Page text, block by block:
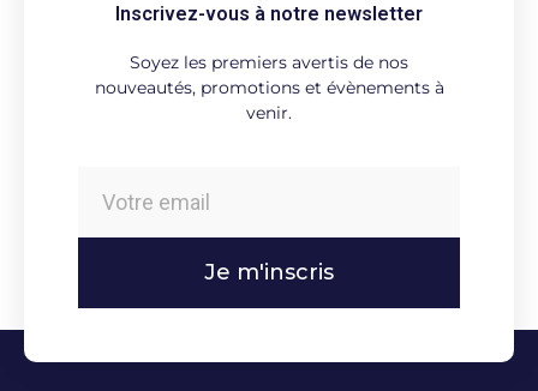
Inscrivez-vous à notre newsletter
Soyez les premiers avertis de nos
nouveautés, promotions et évènements à
venir.
Je m'inscris